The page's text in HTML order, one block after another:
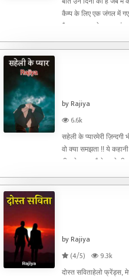
कैम्प के लिए एक जंगल में
कैम्प – फायर के साथ डांस
by Rajiya
6.6k
सहेली के प्यारमेरी
वो क्या समझता !! ये
ही मुझे लगता है के आगे भी
by Rajiya
(4/5)
9.3k
दोस्त सविताहेलो फ्रेंड्स,